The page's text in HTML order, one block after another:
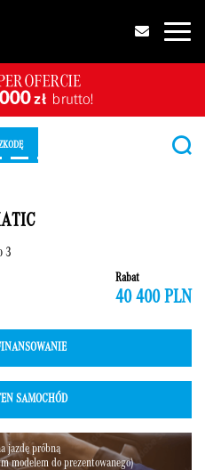
3
Rabat
40 400 PLN
SAMOCHÓD
jazdę próbną
modelem do prezentowanego)